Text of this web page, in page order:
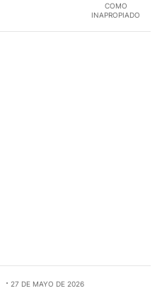
COMO
INAPROPIADO
27 DE MAYO DE 2026